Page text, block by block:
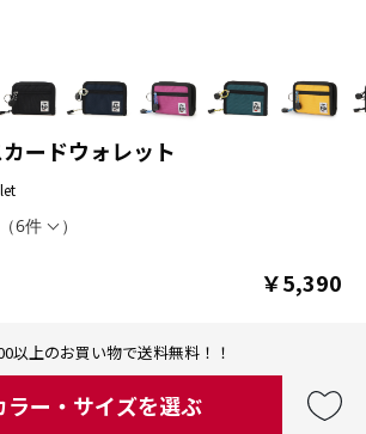
（6件 ）
ードウォレット
￥5,390
以上のお買い物で送料無料！！
ラー・サイズを選ぶ